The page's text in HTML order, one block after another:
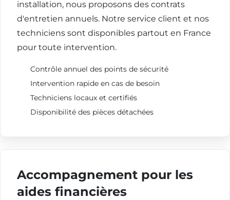
installation, nous proposons des contrats
d'entretien annuels. Notre service client et nos
techniciens sont disponibles partout en France
pour toute intervention.
Contrôle annuel des points de sécurité
Intervention rapide en cas de besoin
Techniciens locaux et certifiés
Disponibilité des pièces détachées
Accompagnement pour les
aides financières